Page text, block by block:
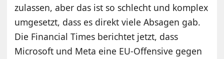
zulassen, aber das ist so schlecht und komplex
umgesetzt, dass es direkt viele Absagen gab.
Die Financial Times berichtet jetzt, dass
Microsoft und Meta eine EU-Offensive gegen